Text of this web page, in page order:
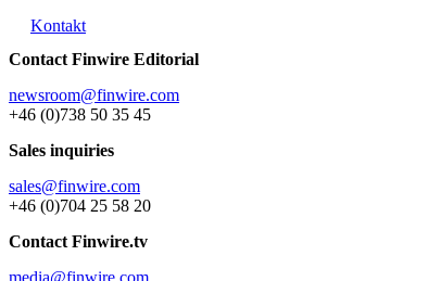
Kontakt
Contact Finwire Editorial
newsroom@finwire.com
+46 (0)738 50 35 45
Sales inquiries
sales@finwire.com
+46 (0)704 25 58 20
Contact Finwire.tv
media@finwire.com